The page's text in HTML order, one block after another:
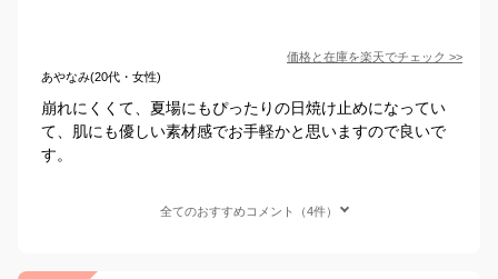
価格と在庫を楽天でチェック >>
あやなみ(20代・女性)
崩れにくくて、夏場にもぴったりの日焼け止めになってい
て、肌にも優しい素材感でお手軽かと思いますので良いで
す。
全てのおすすめコメント（4件）